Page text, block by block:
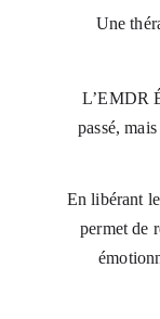
Une
L’EMDR
passé,
En libérant
permet de